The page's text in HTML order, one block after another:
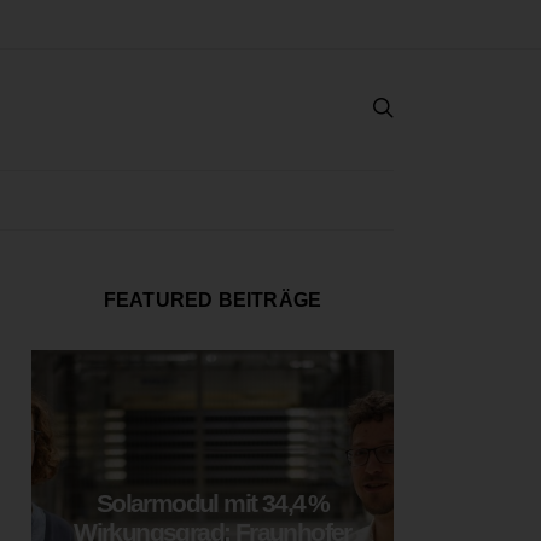
FEATURED BEITRÄGE
Solarmodul mit 34,4 %
Wirkungsgrad: Fraunhofer